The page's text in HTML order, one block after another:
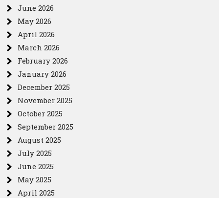
June 2026
May 2026
April 2026
March 2026
February 2026
January 2026
December 2025
November 2025
October 2025
September 2025
August 2025
July 2025
June 2025
May 2025
April 2025